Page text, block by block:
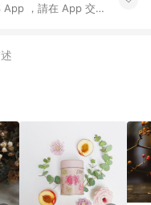
App ，請在 App 交
購優惠，P coins，
APP 請更新至
，開館保證金，補
站上之商品規格、
購物車不符，以
10. 點數紅包使用規
購物前往 Pinkoi